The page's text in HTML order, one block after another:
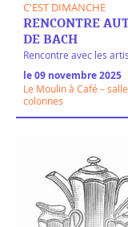
C'EST DIMANCHE
RENCONTRE
DE BACH
Rencontre avec les
le 09 novembre 2025
Le Moulin à Café –
colonnes